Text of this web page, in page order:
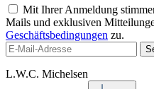
Mit Ihrer Anmeldung
Mails und exklusiven
Geschäftsbedingungen zu.
L.W.C. Michelsen